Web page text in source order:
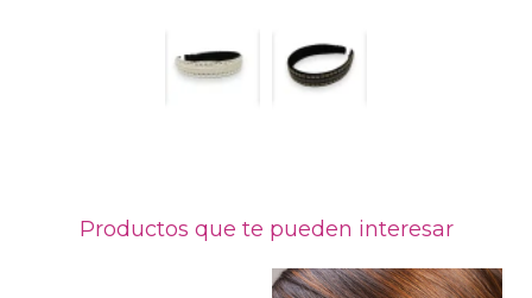
Productos que te pueden interesar